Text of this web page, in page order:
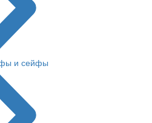
и сейфы